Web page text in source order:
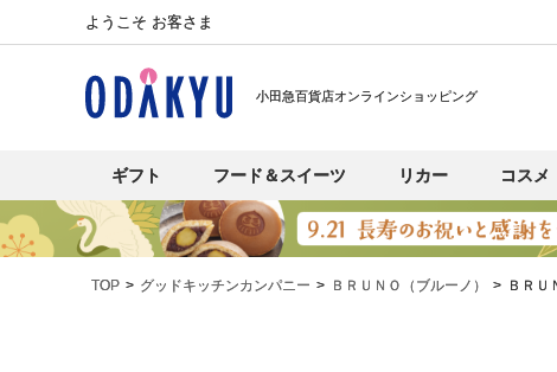
ようこそ お客さま
小田急百貨店オンラインショッピング
ギフト フード＆スイーツ リカー コスメ
TOP グッドキッチンカンパニー ＢＲＵＮＯ（ブルーノ） ＢＲＵ